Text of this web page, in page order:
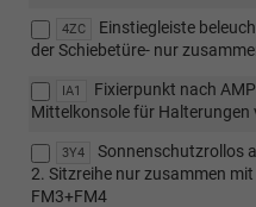
4ZC
Einstiegleiste
der Schiebetüre- nur
IA1
Fixierpunkt nach
Mittelkonsole für Halterungen
3Y4
Sonnenschutzrollos
2. Sitzreihe nur zusammen
FM3+FM4